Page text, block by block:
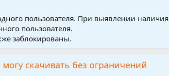
пользователя. При выявлении наличия
пользователя.
заблокированы.
скачивать без ограничений